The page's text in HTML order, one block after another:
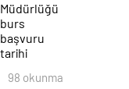
98 okunma